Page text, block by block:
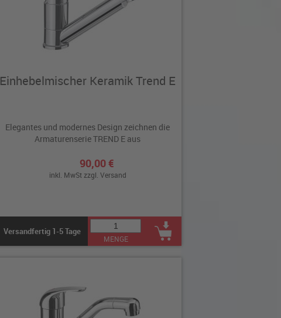
Einhebelmischer Keramik Trend E
Elegantes und modernes Design zeichnen die
Armaturenserie TREND E aus
90,00 €
inkl. MwSt zzgl. Versand
Versandfertig 1-5 Tage
MENGE